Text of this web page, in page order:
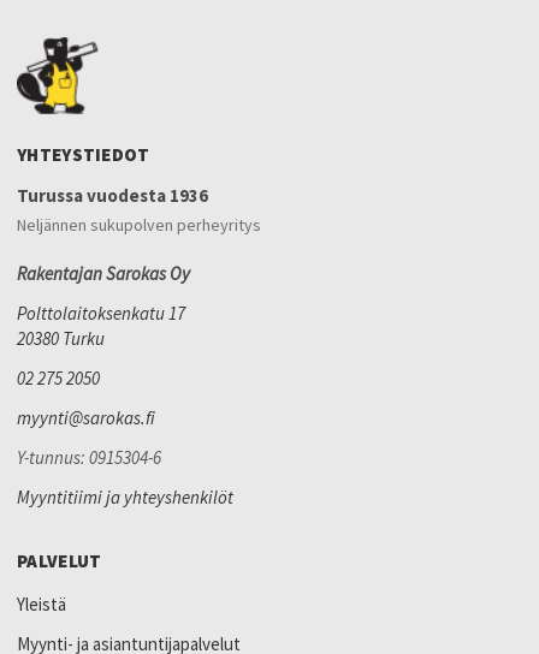
YHTEYSTIEDOT
Turussa vuodesta 1936
Neljännen sukupolven perheyritys
Rakentajan Sarokas Oy
Polttolaitoksenkatu 17
20380 Turku
02 275 2050
myynti@sarokas.fi
Y-tunnus: 0915304-6
Myyntitiimi ja yhteyshenkilöt
PALVELUT
Yleistä
Myynti- ja asiantuntijapalvelut